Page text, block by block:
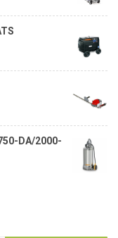
DA/2000-